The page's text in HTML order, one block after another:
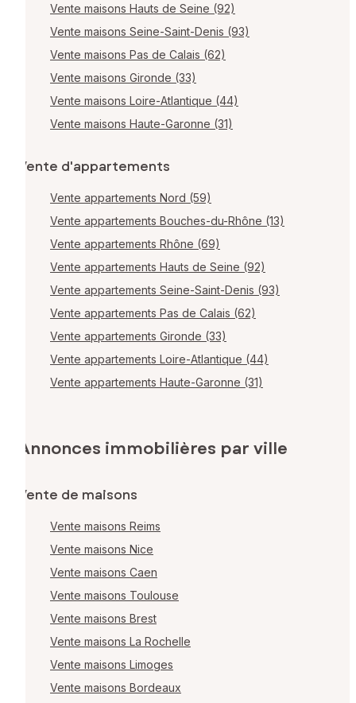
Vente maisons Hauts de Seine (92)
Vente maisons Seine-Saint-Denis (93)
Vente maisons Pas de Calais (62)
Vente maisons Gironde (33)
Vente maisons Loire-Atlantique (44)
Vente maisons Haute-Garonne (31)
Vente d'appartements
Vente appartements Nord (59)
Vente appartements Bouches-du-Rhône (13)
Vente appartements Rhône (69)
Vente appartements Hauts de Seine (92)
Vente appartements Seine-Saint-Denis (93)
Vente appartements Pas de Calais (62)
Vente appartements Gironde (33)
Vente appartements Loire-Atlantique (44)
Vente appartements Haute-Garonne (31)
Annonces immobilières par ville
Vente de maisons
Vente maisons Reims
Vente maisons Nice
Vente maisons Caen
Vente maisons Toulouse
Vente maisons Brest
Vente maisons La Rochelle
Vente maisons Limoges
Vente maisons Bordeaux